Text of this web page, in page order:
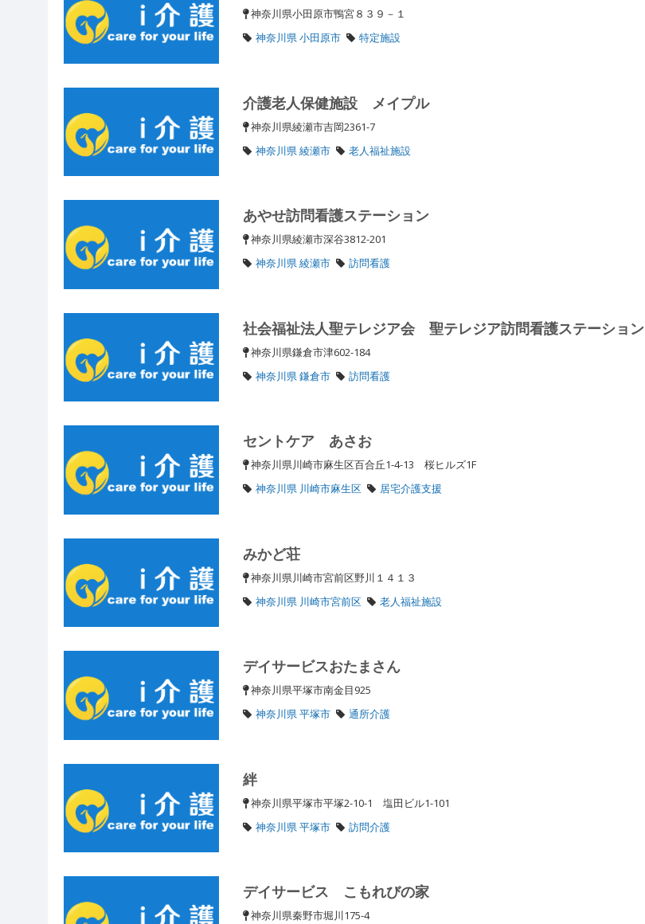
神奈川県小田原市鴨宮８３９－１
神奈川県 小田原市
特定施設
介護老人保健施設 メイプル
神奈川県綾瀬市吉岡2361-7
神奈川県 綾瀬市
老人福祉施設
あやせ訪問看護ステーション
神奈川県綾瀬市深谷3812-201
神奈川県 綾瀬市
訪問看護
社会福祉法人聖テレジア会 聖テレジア訪問看護ステーション
神奈川県鎌倉市津602-184
神奈川県 鎌倉市
訪問看護
セントケア あさお
神奈川県川崎市麻生区百合丘1-4-13 桜ヒルズ1F
神奈川県 川崎市麻生区
居宅介護支援
みかど荘
神奈川県川崎市宮前区野川１４１３
神奈川県 川崎市宮前区
老人福祉施設
デイサービスおたまさん
神奈川県平塚市南金目925
神奈川県 平塚市
通所介護
絆
神奈川県平塚市平塚2-10-1 塩田ビル1-101
神奈川県 平塚市
訪問介護
デイサービス こもれびの家
神奈川県秦野市堀川175-4